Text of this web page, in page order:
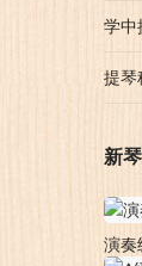
学中
提琴
新
演奏